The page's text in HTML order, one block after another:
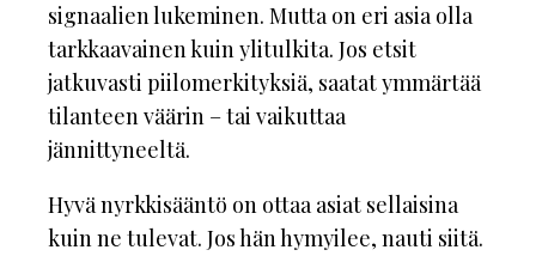
signaalien lukeminen. Mutta on eri asia olla
tarkkaavainen kuin ylitulkita. Jos etsit
jatkuvasti piilomerkityksiä, saatat ymmärtää
tilanteen väärin – tai vaikuttaa
jännittyneeltä.
Hyvä nyrkkisääntö on ottaa asiat sellaisina
kuin ne tulevat. Jos hän hymyilee, nauti siitä.